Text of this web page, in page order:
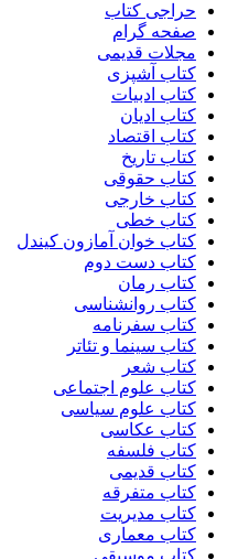
حراجی کتاب
صفحه گرام
مجلات قدیمی
کتاب آشپزی
کتاب ادبیات
کتاب ادیان
کتاب اقتصاد
کتاب تاریخ
کتاب حقوقی
کتاب خارجی
کتاب خطی
کتاب خوان آمازون کیندل
کتاب دست دوم
کتاب رمان
کتاب روانشناسی
کتاب سفرنامه
کتاب سینما و تئاتر
کتاب شعر
کتاب علوم اجتماعی
کتاب علوم سیاسی
کتاب عکاسی
کتاب فلسفه
کتاب قدیمی
کتاب متفرقه
کتاب مدیریت
کتاب معماری